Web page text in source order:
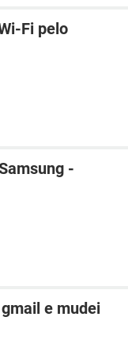
Fi pelo
-
e mudei